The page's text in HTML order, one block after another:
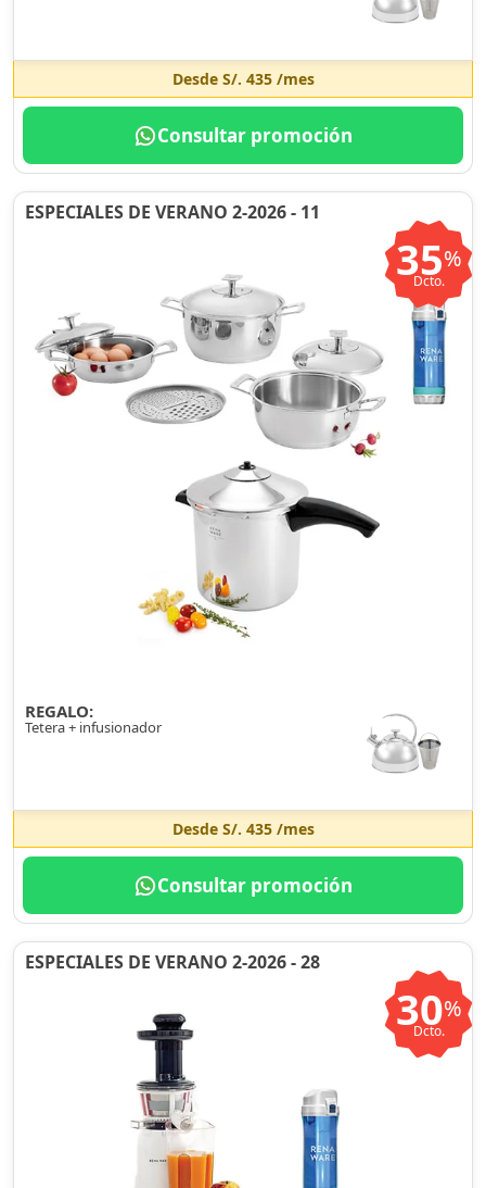
Desde S/. 435/mes
Consultar promoción
ESPECIALES DE VERANO 2-2026 - 11
35%
Dcto.
REGALO:
Tetera + infusionador
Desde S/. 435/mes
Consultar promoción
ESPECIALES DE VERANO 2-2026 - 28
30%
Dcto.